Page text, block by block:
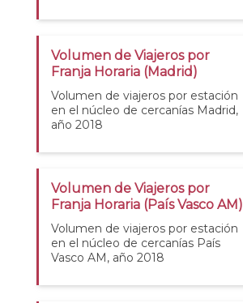
Volumen de Viajeros por
Franja Horaria (Madrid)
Volumen de viajeros por estación
en el núcleo de cercanías Madrid,
año 2018
Volumen de Viajeros por
Franja Horaria (País Vasco AM)
Volumen de viajeros por estación
en el núcleo de cercanías País
Vasco AM, año 2018